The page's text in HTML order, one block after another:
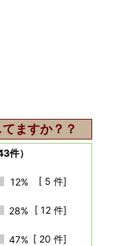
ますか？？
件）
12%
[ 5 件]
28%
[ 12 件]
47% [ 20 件]